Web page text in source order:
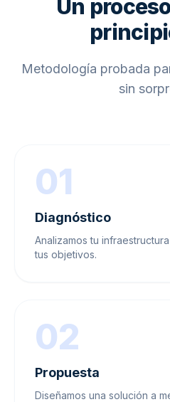
Un
Metodología probada
sin
01
Diagnóstico
Analizamos tu
tus objetivos.
02
Propuesta
Diseñamos una solución a